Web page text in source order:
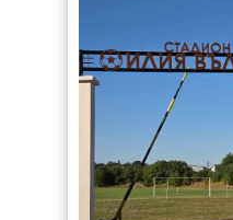
2026-08-06
С футболна среща
юношеските отбори